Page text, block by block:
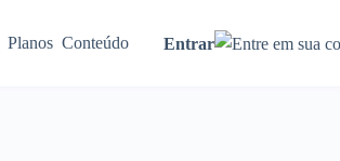
Planos Conteúdo Entrar